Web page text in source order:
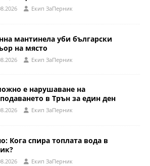
Eкип ЗаПерник
мантинела уби български
на място
Eкип ЗаПерник
е нарушаване на
в Трън за един ден
Eкип ЗаПерник
Кога спира топлата вода в
Eкип ЗаПерник